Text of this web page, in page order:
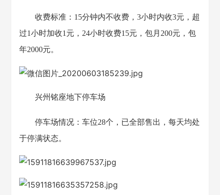
收费标准：15分钟内不收费，3小时内收3元，超
过1小时加收1元，24小时收费15元，包月200元，包
年2000元。
兴州铭座地下停车场
停车场情况：车位28个，已全部售出，每天均处
于停满状态。